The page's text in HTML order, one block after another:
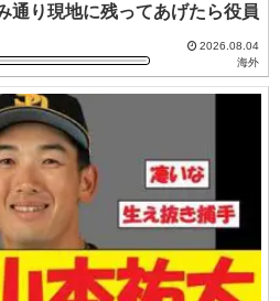
り現地に残ってあげたら役員
2026.08.04
海外